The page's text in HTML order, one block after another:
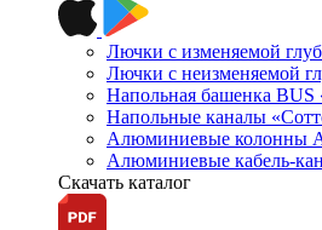
Лючки с изменяемой
Лючки с неизменяемой
Напольная башенка BUS
Напольные каналы
Алюминиевые колонны
Алюминиевые кабель-
Скачать каталог